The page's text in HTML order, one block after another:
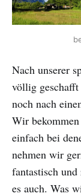
Nach unserer
völlig
noch nach
Wir
einfach bei
nehmen wir
fantastisch
es auch. Was